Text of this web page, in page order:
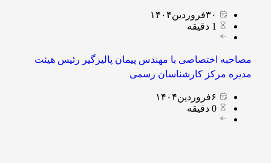
۳۰فروردین۱۴۰۴
دقیقه
مصاحبه اختصاصی با مهندس پیمان پالیزگیر رئیس هیئت
مدیره مرکز کارشناسان رسمی
۶فروردین۱۴۰۴
دقیقه